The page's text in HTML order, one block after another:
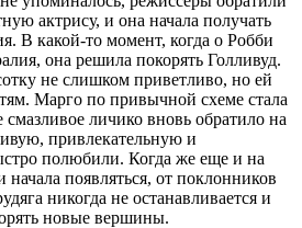
актрису, и она начала получать
В какой-то момент, когда о Робби
она решила покорять Голливуд.
не слишком приветливо, но ей
Марго по привычной схеме стала
смазливое личико вновь обратило на
привлекательную и
полюбили. Когда же еще и на
появляться, от поклонников
никогда не останавливается и
новые вершины.